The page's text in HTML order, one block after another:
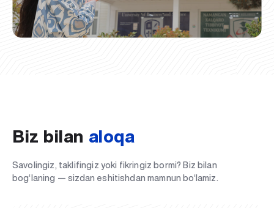
Biz bilan aloqa
Savolingiz, taklifingiz yoki fikringiz bormi? Biz bilan
bog‘laning — sizdan eshitishdan mamnun bo‘lamiz.